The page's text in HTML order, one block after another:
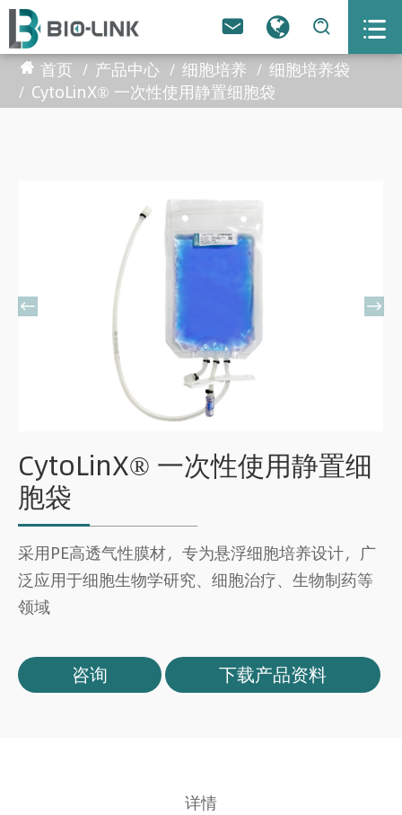
  
首页 产品中心 细胞培养
细胞培养袋
CytoLinX® 一次性使用静置细胞袋
 
CytoLinX® 一次性使用静置细
胞袋
采用PE高透气性膜材，专为悬浮细胞培养设计，广
泛应用于细胞生物学研究、细胞治疗、生物制药等
领域
咨询 下载产品资料
详情